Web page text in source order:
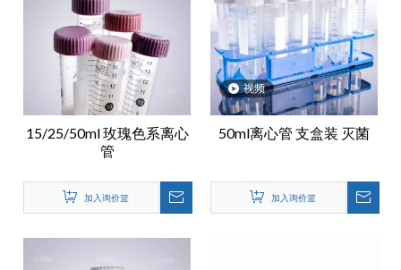
15/25/50ml 玫瑰色系离心
管
加入询价篮
视频
50ml离心管 支盒装 灭菌
加入询价篮